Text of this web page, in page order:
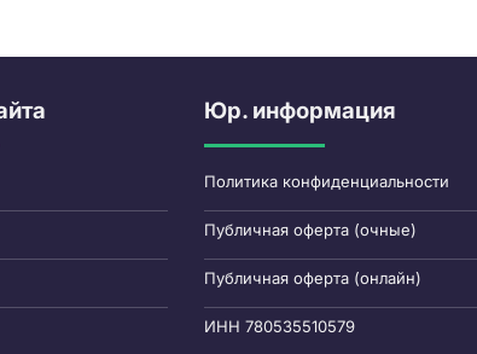
Юр. информация
Политика конфиденциальности
Публичная оферта (очные)
Публичная оферта (онлайн)
ИНН 780535510579